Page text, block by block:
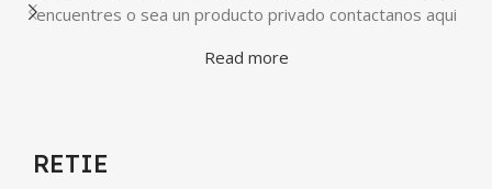
encuentres o sea un producto privado contactanos aqui
Read more
RETIE